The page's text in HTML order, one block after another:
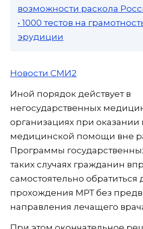
возможности раскола
• 1000 тестов на
эрудиции
Новости СМИ2
Иной порядок действует в
негосударственных
организациях при оказании
медицинской помощи вне
Программы
таких случаях гражданин
самостоятельно обратиться
прохождения МРТ без
направления лечащего